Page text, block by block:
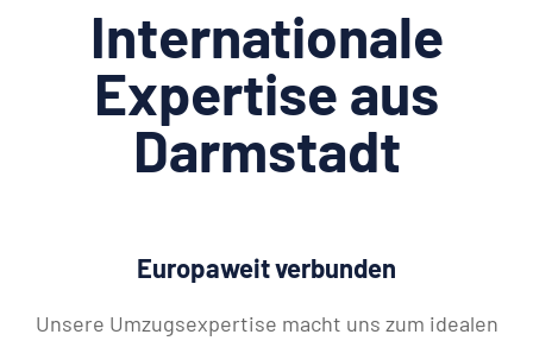
Internationale
Expertise aus
Darmstadt
Europaweit verbunden
Unsere Umzugsexpertise macht uns zum idealen